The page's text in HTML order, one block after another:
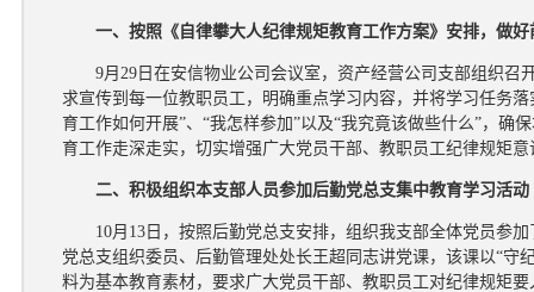
一、按照《自律攀大人纪律规矩教育工作方案》安排，做
9月29日在安信物业公司会议室，资产经营公司支部组织
求宣传到每一位教职员工，明确重点学习内容，并将学习任务
育工作如何开展”、“我怎样参加”以及“我究竟该做些什么”，
育工作走深走实，切实增强广大党员干部、教职员工纪律规矩
二、积极组织本支部人员参加后勤党总支集中教育学习活动
10月13日，按照后勤党总支安排，组织我支部全体党员参
党总支组织委员、后勤管理处处长王超同志讲党课，该课以“
料为基本教育素材，要求广大党员干部、教职员工对纪律规矩